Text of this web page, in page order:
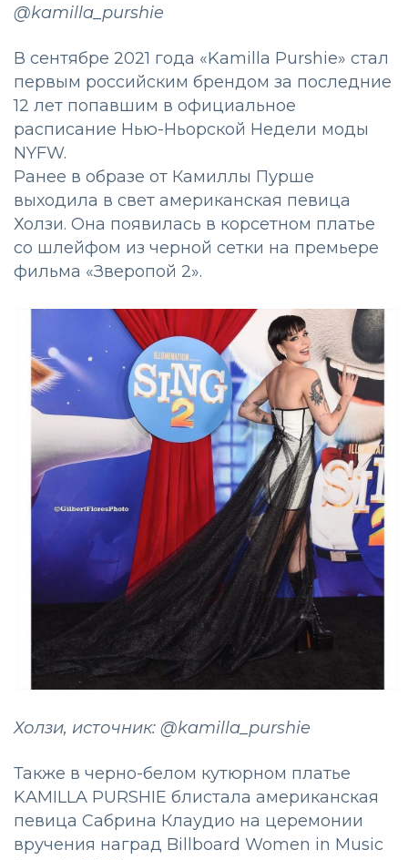
@kamilla_purshie
В сентябре 2021 года «Kamilla Purshie» стал
первым российским брендом за последние
12 лет попавшим в официальное
расписание Нью-Ньорской Недели моды
NYFW.
Ранее в образе от Камиллы Пурше
выходила в свет американская певица
Холзи. Она появилась в корсетном платье
со шлейфом из черной сетки на премьере
фильма «Зверопой 2».
Холзи, источник: @kamilla_purshie
Также в черно-белом кутюрном платье
KAMILLA PURSHIE блистала американская
певица Сабрина Клаудио на церемонии
вручения наград Billboard Women in Music